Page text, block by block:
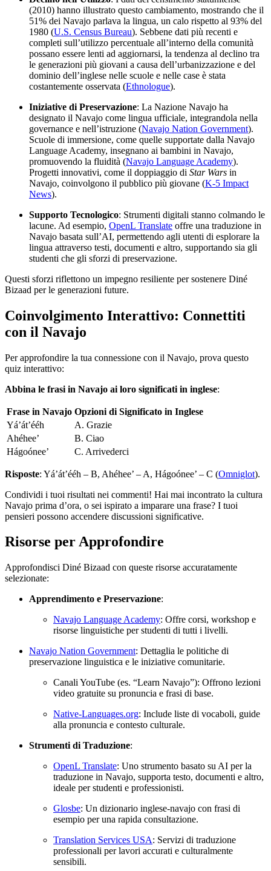
(2010) hanno illustrato questo cambiamento, mostrando che il
51% dei Navajo parlava la lingua, un calo rispetto al 93% del
1980 (U.S. Census Bureau). Sebbene dati più recenti e
completi sull’utilizzo percentuale all’interno della comunità
possano essere lenti ad aggiornarsi, la tendenza al declino tra
le generazioni più giovani a causa dell’urbanizzazione e del
dominio dell’inglese nelle scuole e nelle case è stata
costantemente osservata (Ethnologue).
Iniziative di Preservazione: La Nazione Navajo ha
designato il Navajo come lingua ufficiale, integrandola nella
governance e nell’istruzione (Navajo Nation Government).
Scuole di immersione, come quelle supportate dalla Navajo
Language Academy, insegnano ai bambini in Navajo,
promuovendo la fluidità (Navajo Language Academy).
Progetti innovativi, come il doppiaggio di Star Wars in
Navajo, coinvolgono il pubblico più giovane (K-5 Impact
News).
Supporto Tecnologico: Strumenti digitali stanno colmando le
lacune. Ad esempio, OpenL Translate offre una traduzione in
Navajo basata sull’AI, permettendo agli utenti di esplorare la
lingua attraverso testi, documenti e altro, supportando sia gli
studenti che gli sforzi di preservazione.
Questi sforzi riflettono un impegno resiliente per sostenere Diné
Bizaad per le generazioni future.
Coinvolgimento Interattivo: Connettiti
con il Navajo
Per approfondire la tua connessione con il Navajo, prova questo
quiz interattivo:
Abbina le frasi in Navajo ai loro significati in inglese:
Frase in Navajo Opzioni di Significato in Inglese
Yá’át’ééh
A. Grazie
Ahéhee’
B. Ciao
Hágoónee’
C. Arrivederci
Risposte: Yá’át’ééh – B, Ahéhee’ – A, Hágoónee’ – C (Omniglot).
Condividi i tuoi risultati nei commenti! Hai mai incontrato la cultura
Navajo prima d’ora, o sei ispirato a imparare una frase? I tuoi
pensieri possono accendere discussioni significative.
Risorse per Approfondire
Approfondisci Diné Bizaad con queste risorse accuratamente
selezionate:
Apprendimento e Preservazione:
Navajo Language Academy: Offre corsi, workshop e
risorse linguistiche per studenti di tutti i livelli.
Navajo Nation Government: Dettaglia le politiche di
preservazione linguistica e le iniziative comunitarie.
Canali YouTube (es. “Learn Navajo”): Offrono lezioni
video gratuite su pronuncia e frasi di base.
Native-Languages.org: Include liste di vocaboli, guide
alla pronuncia e contesto culturale.
Strumenti di Traduzione:
OpenL Translate: Uno strumento basato su AI per la
traduzione in Navajo, supporta testo, documenti e altro,
ideale per studenti e professionisti.
Glosbe: Un dizionario inglese-navajo con frasi di
esempio per una rapida consultazione.
Translation Services USA: Servizi di traduzione
professionali per lavori accurati e culturalmente
sensibili.